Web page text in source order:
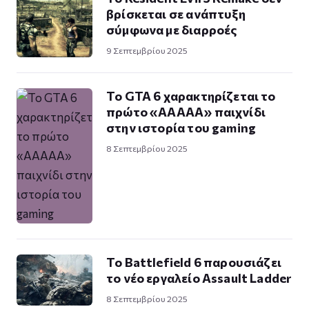
βρίσκεται σε ανάπτυξη
σύμφωνα με διαρροές
9 Σεπτεμβρίου 2025
Το GTA 6 χαρακτηρίζεται το
πρώτο «AAAAA» παιχνίδι
στην ιστορία του gaming
8 Σεπτεμβρίου 2025
Το Battlefield 6 παρουσιάζει
το νέο εργαλείο Assault Ladder
8 Σεπτεμβρίου 2025